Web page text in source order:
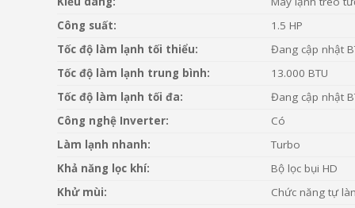
Công suất:
1.5 HP
Tốc độ làm lạnh tối thiểu:
Đang cập nhật
Tốc độ làm lạnh trung bình:
13.000 BTU
Tốc độ làm lạnh tối đa:
Đang cập nhật
Công nghệ Inverter:
Có
Làm lạnh nhanh:
Turbo
Khả năng lọc khí:
Bộ lọc bụi HD
Khử mùi:
Chức năng tự